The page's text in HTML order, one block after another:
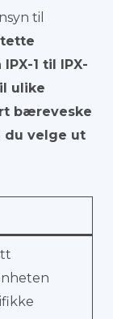
til
1 til IPX-
ulike
bæreveske
du velge ut